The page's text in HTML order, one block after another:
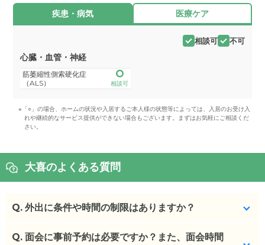
疾患・病気 医療ケア
相談可 不可
心臓・血管・神経
筋萎縮性側索硬化症
（ALS）
相談可
※「○」の場合、ホームの状況や入居するご本人様の状態等によっては、入居のお受け入
れや継続的なサービス提供ができない場合もございます。まずはお気軽にご相談くだ
さい。
大喜のよくある質問
Q. 外出に条件や時間の制限はありますか？
ご家族と一緒であれば可能です。
Q. 面会に事前予約は必要ですか？また、面会時間